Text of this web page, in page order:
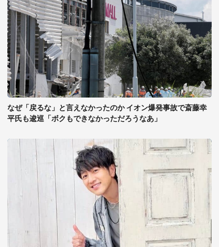
なぜ「戻るな」と言えなかったのか イオン爆発事故で斎藤幸
平氏も逡巡「ボクもできなかっただろうなあ」